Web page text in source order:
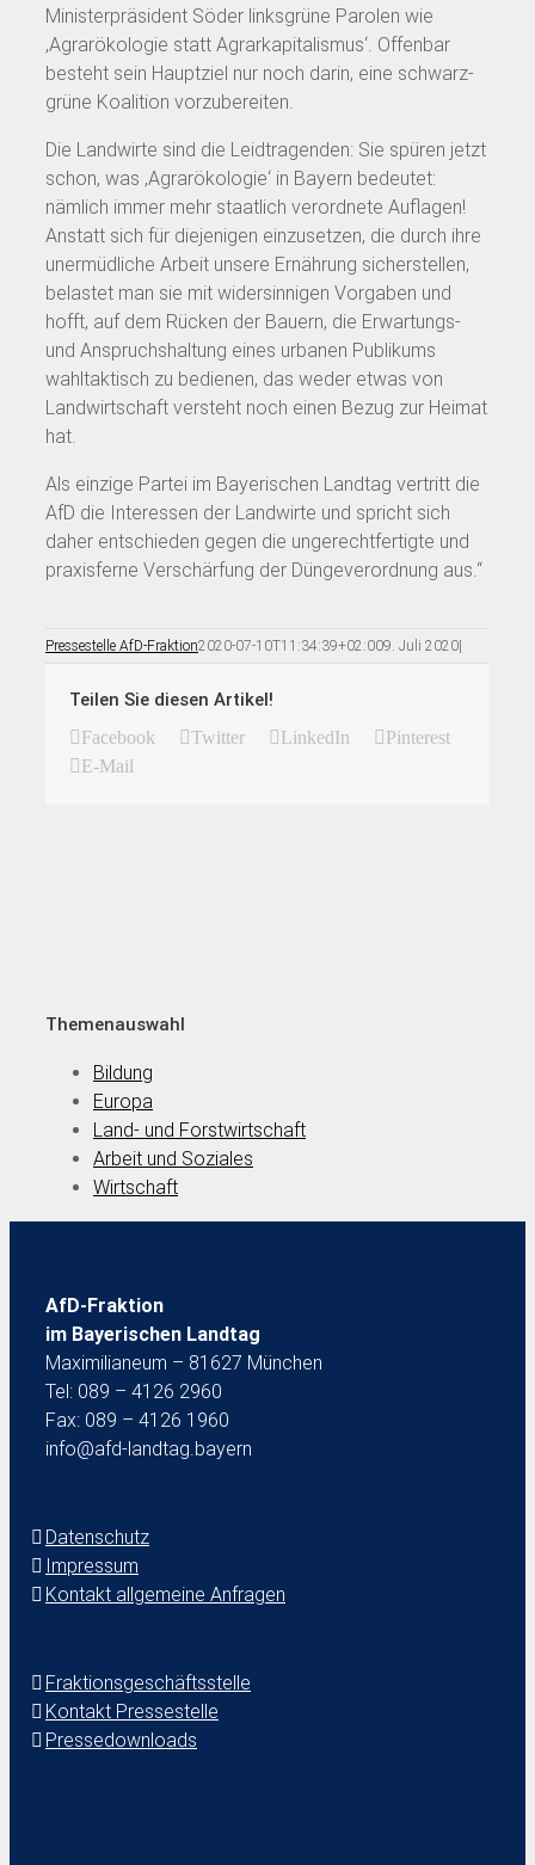
Ministerpräsident Söder linksgrüne Parolen wie
‚Agrarökologie statt Agrarkapitalismus‘. Offenbar
besteht sein Hauptziel nur noch darin, eine schwarz-
grüne Koalition vorzubereiten.
Die Landwirte sind die Leidtragenden: Sie spüren jetzt
schon, was ‚Agrarökologie‘ in Bayern bedeutet:
nämlich immer mehr staatlich verordnete Auflagen!
Anstatt sich für diejenigen einzusetzen, die durch ihre
unermüdliche Arbeit unsere Ernährung sicherstellen,
belastet man sie mit widersinnigen Vorgaben und
hofft, auf dem Rücken der Bauern, die Erwartungs-
und Anspruchshaltung eines urbanen Publikums
wahltaktisch zu bedienen, das weder etwas von
Landwirtschaft versteht noch einen Bezug zur Heimat
hat.
Als einzige Partei im Bayerischen Landtag vertritt die
AfD die Interessen der Landwirte und spricht sich
daher entschieden gegen die ungerechtfertigte und
praxisferne Verschärfung der Düngeverordnung aus.“
Pressestelle AfD-Fraktion2020-07-10T11:34:39+02:009. Juli 2020|
Teilen Sie diesen Artikel!
Facebook Twitter LinkedIn
Pinterest
E-Mail
Themenauswahl
Bildung
Europa
Land- und Forstwirtschaft
Arbeit und Soziales
Wirtschaft
AfD-Fraktion
im Bayerischen Landtag
Maximilianeum – 81627 München
Tel: 089 – 4126 2960
Fax: 089 – 4126 1960
info@afd-landtag.bayern
Datenschutz
Impressum
Kontakt allgemeine Anfragen
Fraktionsgeschäftsstelle
Kontakt Pressestelle
Pressedownloads